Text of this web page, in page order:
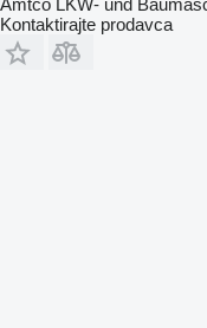
Amtco LKW- und
Kontaktirajte prodavca